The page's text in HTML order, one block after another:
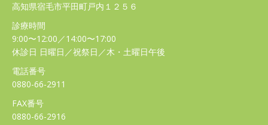
高知県宿毛市平田町戸内１２５６
診療時間
9:00〜12:00／14:00〜17:00
休診日 日曜日／祝祭日／木・土曜日午後
電話番号
0880-66-2911
FAX番号
0880-66-2916